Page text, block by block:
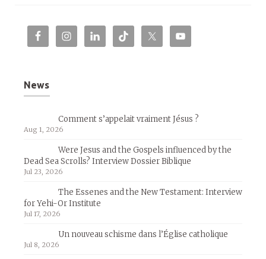
News
Comment s’appelait vraiment Jésus ?
Aug 1, 2026
Were Jesus and the Gospels influenced by the
Dead Sea Scrolls? Interview Dossier Biblique
Jul 23, 2026
The Essenes and the New Testament: Interview
for Yehi-Or Institute
Jul 17, 2026
Un nouveau schisme dans l’Église catholique
Jul 8, 2026